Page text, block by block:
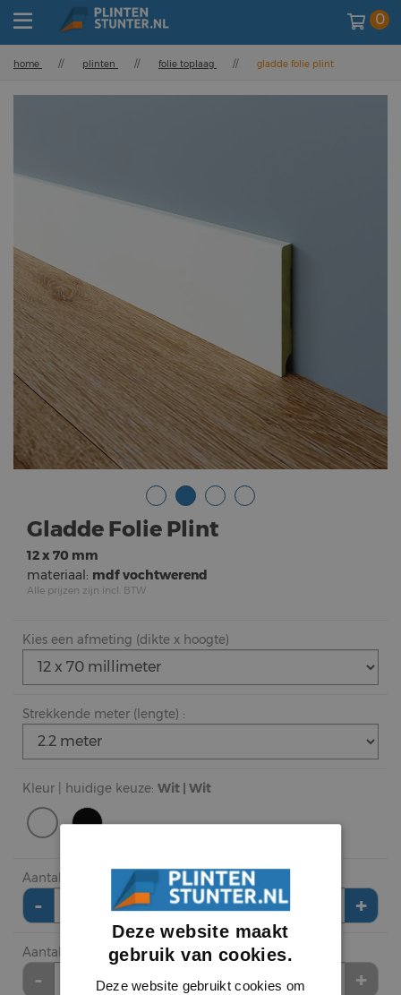
0
home // plinten // folie toplaag // gladde folie plint
Gladde Folie Plint
12 x 70 mm
materiaal: mdf vochtwerend
Alle prijzen zijn incl. BTW
Kies een afmeting (dikte x hoogte)
Strekkende meter (lengte) :
Kleur | huidige keuze: Wit | Wit
Aantal meter bestellen ( meer info)
- meter +
Aantal lengte (2.2 meter) bestellen
- lengte +
Deze website maakt
gebruik van cookies.
Deze website gebruikt cookies om